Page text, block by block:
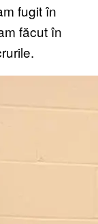
fugit în
făcut în